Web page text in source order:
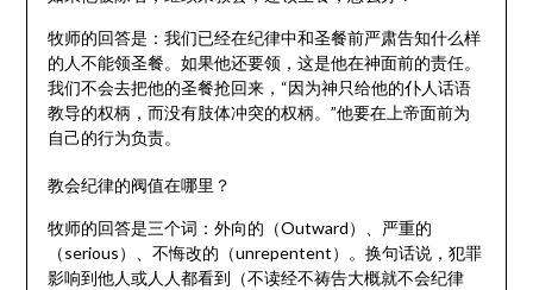
牧师的回答是：我们已经在纪律中和圣餐前严肃告知什么样
的人不能领圣餐。如果他还要领，这是他在神面前的责任。
我们不会去把他的圣餐抢回来，“因为神只给他的仆人话语
教导的权柄，而没有肢体冲突的权柄。”他要在上帝面前为
自己的行为负责。
教会纪律的阀值在哪里？
牧师的回答是三个词：外向的（Outward）、严重的
（serious）、不悔改的（unrepentent）。换句话说，犯罪
影响到他人或人人都看到（不读经不祷告大概就不会纪律